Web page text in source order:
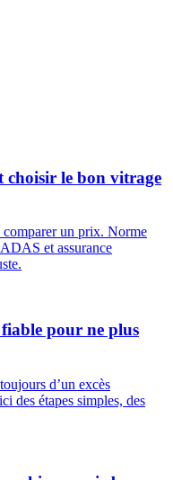
choisir le bon vitrage
comparer un prix. Norme
et assurance
pour ne plus
d’un excès
des étapes simples, des